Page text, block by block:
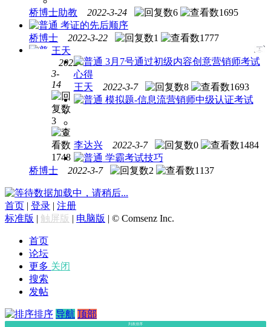
桥博士助教 2022-3-24 6
1695
考证的先后顺序
桥博士
2022-3-22 1 1777
级）
的经
历
王天
2022-
3-
14
3
1748
3月7号通过初级内容创意营销师考试
心得
王天
2022-3-7 8
1693
模拟题-信息流营销师中级认证考试
李达兴 2022-3-7 0
1484
学霸考试技巧
桥博士
2022-3-7 2 1137
数据加载中，请稍后...
首页 | 登录 | 注册
标准版 | 触屏版 | 电脑版 | © Comsenz Inc.
首页
论坛
更多 关闭
搜索
发帖
排序 导航 顶部
列表排序